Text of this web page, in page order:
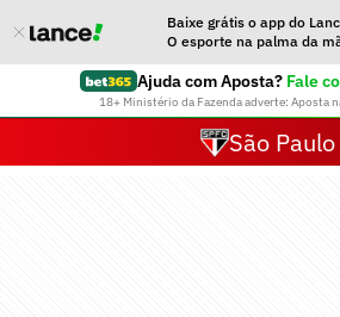
Baixe grátis o app do
O esporte na palma da
Ajuda com Aposta? Fale
18+ Ministério da Fazenda adverte: Aposta
São Paulo